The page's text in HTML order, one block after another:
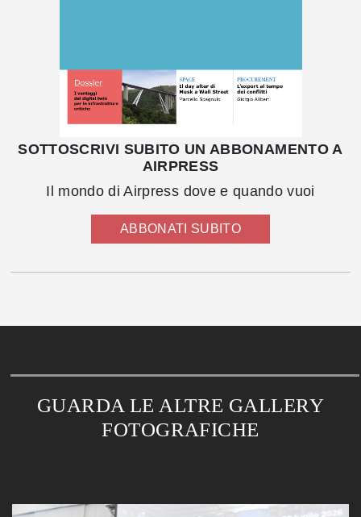
SOTTOSCRIVI SUBITO UN ABBONAMENTO A
AIRPRESS
Il mondo di Airpress dove e quando vuoi
ABBONATI SUBITO
GUARDA LE ALTRE GALLERY
FOTOGRAFICHE